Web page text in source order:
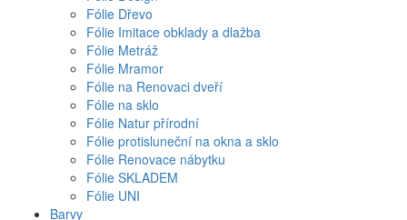
Fólie Dřevo
Fólie Imitace obklady a dlažba
Fólie Metráž
Fólie Mramor
Fólie na Renovaci dveří
Fólie na sklo
Fólie Natur přírodní
Fólie protisluneční na okna a sklo
Fólie Renovace nábytku
Fólie SKLADEM
Fólie UNI
Barvy